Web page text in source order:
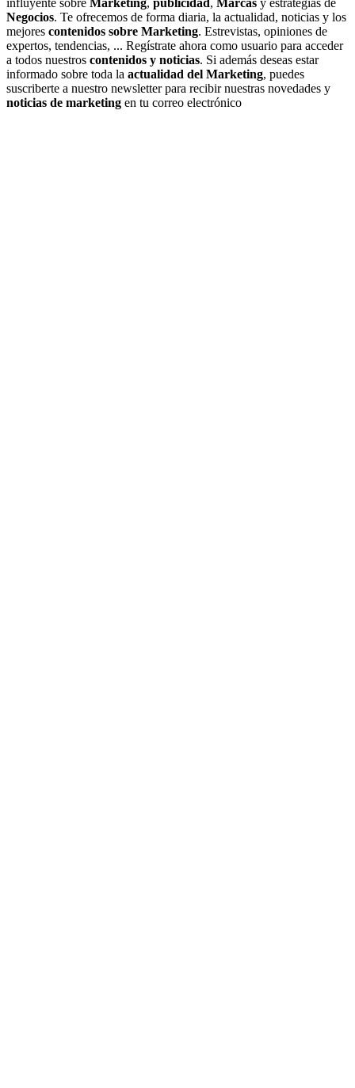
influyente sobre Marketing, publicidad , Marcas y estrategias de
Negocios. Te ofrecemos de forma diaria, la actualidad, noticias y los
mejores contenidos sobre Marketing. Estrevistas, opiniones de
expertos, tendencias, ... Regístrate ahora como usuario para acceder
a todos nuestros contenidos y noticias. Si además deseas estar
informado sobre toda la actualidad del Marketing, puedes
suscriberte a nuestro newsletter para recibir nuestras novedades y
noticias de marketing en tu correo electrónico